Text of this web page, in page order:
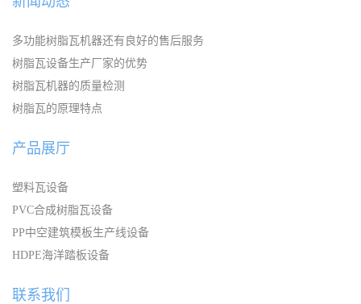
多功能树脂瓦机器还有良好的售后服务
树脂瓦设备生产厂家的优势
树脂瓦机器的质量检测
树脂瓦的原理特点
产品展厅
塑料瓦设备
PVC合成树脂瓦设备
PP中空建筑模板生产线设备
HDPE海洋踏板设备
联系我们